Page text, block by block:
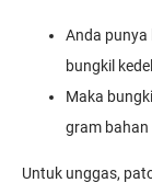
Anda punya
bungkil
Maka
gram bahan
Untuk unggas,